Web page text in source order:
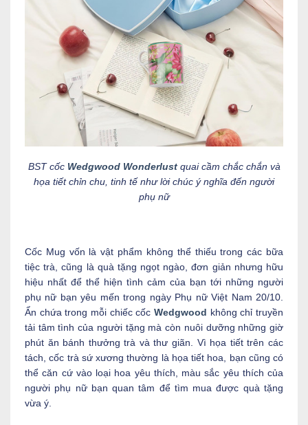
BST cốc Wedgwood Wonderlustquai cầm chắc chắn và
họa tiết chỉn chu, tinh tế như lời chúc ý nghĩa đến người
phụ nữ
Cốc Mug vốn là vật phẩm không thể thiếu trong các bữa
tiệc trà, cũng là quà tặng ngọt ngào, đơn giản nhưng hữu
hiệu nhất để thể hiện tình cảm của bạn tới những người
phụ nữ bạn yêu mến trong ngày Phụ nữ Việt Nam 20/10.
Ẩn chứa trong mỗi chiếc cốc Wedgwood không chỉ truyền
tải tâm tình của người tặng mà còn nuôi dưỡng những giờ
phút ăn bánh thưởng trà và thư giãn. Vì họa tiết trên các
tách, cốc trà sứ xương thường là họa tiết hoa, bạn cũng có
thể căn cứ vào loại hoa yêu thích, màu sắc yêu thích của
người phụ nữ bạn quan tâm để tìm mua được quà tặng
vừa ý.